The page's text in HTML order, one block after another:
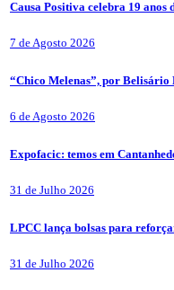
Causa Positiva celebra 19
7 de Agosto 2026
“Chico Melenas”, por Belisário
6 de Agosto 2026
Expofacic: temos em
31 de Julho 2026
LPCC lança bolsas para
31 de Julho 2026